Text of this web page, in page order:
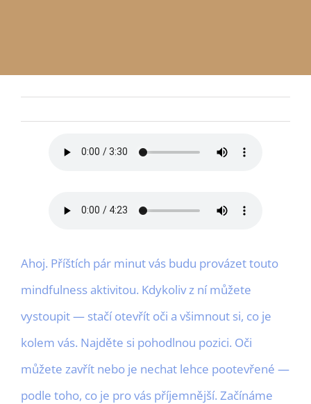
Ahoj. Příštích pár minut vás budu provázet touto
mindfulness aktivitou. Kdykoliv z ní můžete
vystoupit — stačí otevřít oči a všimnout si, co je
kolem vás. Najděte si pohodlnou pozici. Oči
můžete zavřít nebo je nechat lehce pootevřené —
podle toho, co je pro vás příjemnější. Začínáme